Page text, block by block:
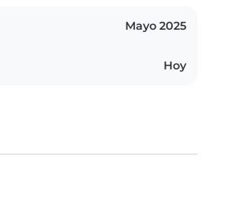
Mayo 2025
Hoy